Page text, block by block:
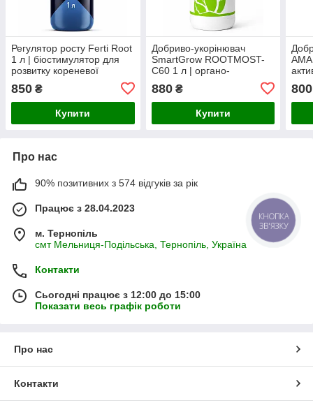
Регулятор росту Ferti Root
1 л | біостимулятор для
розвитку кореневої
розсади та саджанців
850 ₴
Купити
Добриво-укорінювач
SmartGrow ROOTMOST-
C60 1 л | органо-
мінеральний стимулятор
розвитку кореневої
системи
880₴
Купити
800
Про нас
90% позитивних з 574 відгуків за рік
Працює з 28.04.2023
м. Тернопіль
смт Мельниця-Подільська, Тернопіль, Україна
Контакти
Сьогодні працює з 12:00 до 15:00
Показати весь графік роботи
Про нас
Контакти
КНОПКА
ЗВ'ЯЗКУ